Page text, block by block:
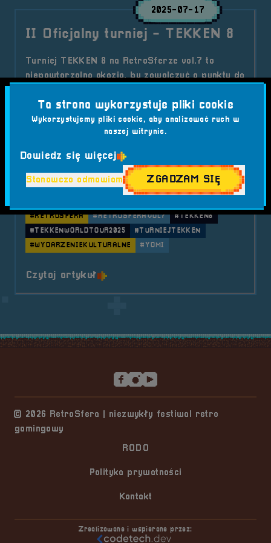
2025-07-17
II Oficjalny turniej - TEKKEN 8
Turniej TEKKEN 8 na RetroSferze vol.7 to
niepowtarzalna okazja, by zawalczyć o punkty do
udział, emocje na najwyższym poziomie i retro
klimat – sprawdź szczegóły i zapisz się już
Kategorie wpisu:
RetroSfera vol. 7 Turnieje RS7
Tagi: #BIJATYKI #BRZEG
#RETROSFERA
#RETROSFERAVOL7
#TEKKEN8
#TEKKENWORLDTOUR2025
#TURNIEJTEKKEN
#WYDARZENIEKULTURALNE
#YOMI
Czytaj artykuło tytule II Oficjalny turniej
© 2026 RetroSfera | niezwykły festiwal retro
gamingowy
RODO
Polityka prywatności
Kontakt
Zrealizowane i wspierane przez:
Ta strona wykorzystuje pliki cookie
Wykorzystujemy pliki cookie, aby analizować ruch w
naszej witrynie.
Dowiedz się więcej
Stanowczo odmawiam ZGADZAM SIĘ